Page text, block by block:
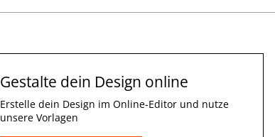
Gestalte dein Design online
Erstelle dein Design im Online-Editor und nutze
unsere Vorlagen